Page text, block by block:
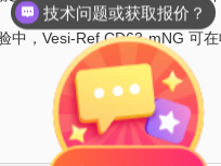
中，Vesi-Ref CD63-mNG 可
技术问题或获取报价？